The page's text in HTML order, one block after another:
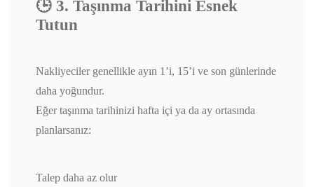
🕒 3. Taşınma Tarihini Esnek
Tutun
Nakliyeciler genellikle ayın 1’i, 15’i ve son günlerinde
daha yoğundur.
Eğer taşınma tarihinizi hafta içi ya da ay ortasında
planlarsanız:
Talep daha az olur